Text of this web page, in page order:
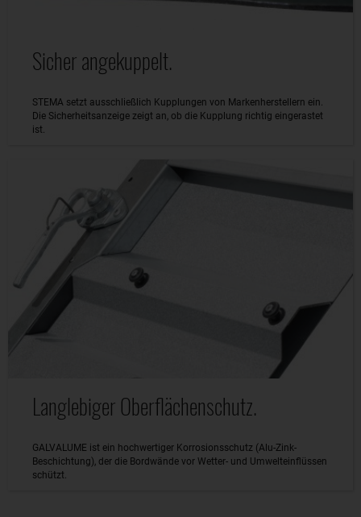
Sicher angekuppelt.
STEMA setzt ausschließlich Kupplungen von Markenherstellern ein.
Die Sicherheitsanzeige zeigt an, ob die Kupplung richtig eingerastet
ist.
Langlebiger Oberflächenschutz.
GALVALUME ist ein hochwertiger Korrosionsschutz (Alu-Zink-
Beschichtung), der die Bordwände vor Wetter- und Umwelteinflüssen
schützt.